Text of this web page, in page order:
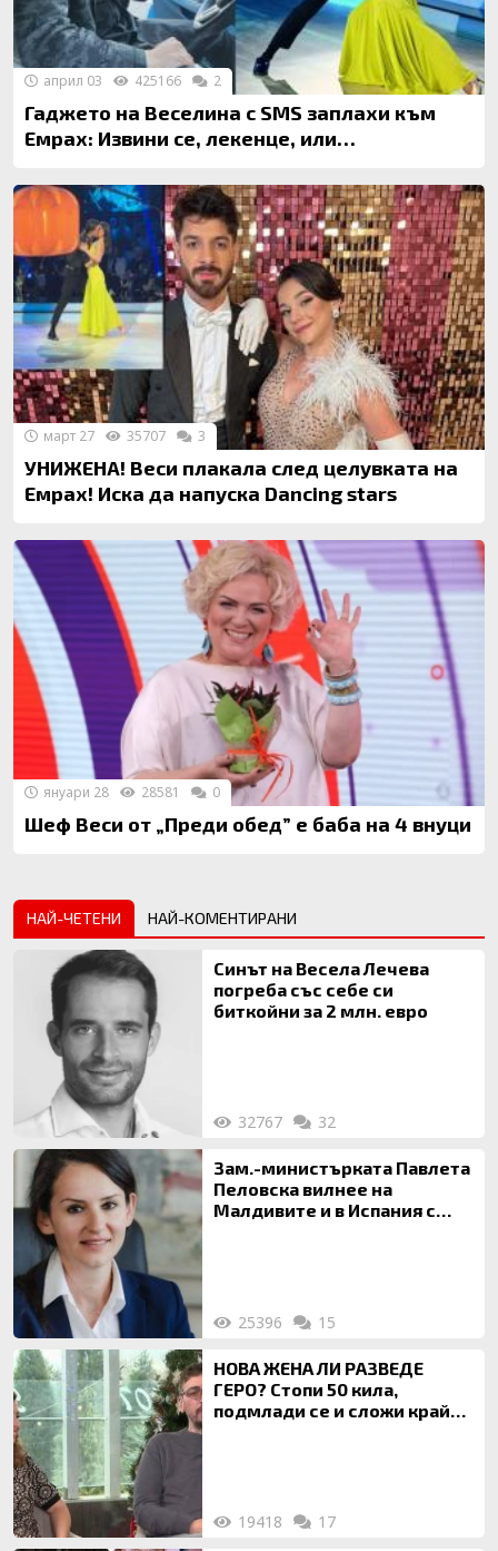
Гаджето на Веселина с SMS заплахи към
Емрах: Извини се, лекенце, или…
април 03 425166 2
УНИЖЕНА! Веси плакала след целувката на
Емрах! Иска да напуска Dancing stars
март 27 35707 3
Шеф Веси от „Преди обед” е баба на 4 внуци
януари 28 28581 0
НАЙ-ЧЕТЕНИ НАЙ-КОМЕНТИРАНИ
Синът на Весела Лечева
погреба със себе си
биткойни за 2 млн. евро
32767 32
Зам.-министърката Павлета
Пеловска вилнее на
Малдивите и в Испания с
25396 15
НОВА ЖЕНА ЛИ РАЗВЕДЕ
ГЕРО? Стопи 50 кила,
подмлади се и сложи край
19418 17